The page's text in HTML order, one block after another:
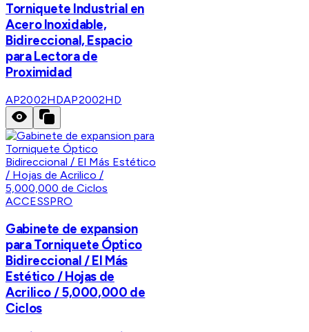
Torniquete Industrial en
Acero Inoxidable,
Bidireccional, Espacio
para Lectora de
Proximidad
AP2002HDAP2002HD
ACCESSPRO
Gabinete de expansion
para Torniquete Óptico
Bidireccional / El Más
Estético / Hojas de
Acrilico / 5,000,000 de
Ciclos